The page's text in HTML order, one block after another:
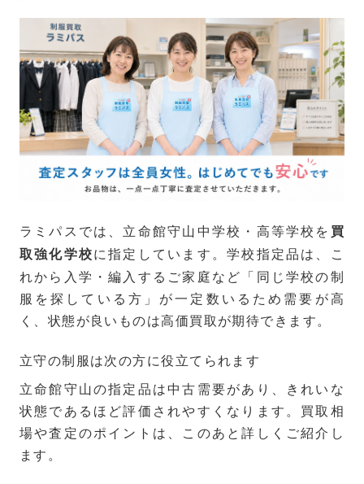
ラミパスでは、立命館守山中学校・高等学校を 買
取強化学校に指定しています。学校指定品は、こ
れから入学・編入するご家庭など「同じ学校の制
服を探している方」が一定数いるため需要が高
く、状態が良いものは高価買取が期待できます。
立守の制服は次の方に役立てられます
立命館守山の指定品は中古需要があり、きれいな
状態であるほど評価されやすくなります。買取相
場や査定のポイントは、このあと詳しくご紹介し
ます。